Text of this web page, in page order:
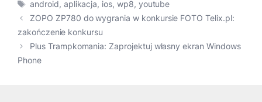
Tagi
android, aplikacja, ios, wp8, youtube
ZOPO ZP780 do wygrania w konkursie FOTO Telix.pl:
zakończenie konkursu
Plus Trampkomania: Zaprojektuj własny ekran Windows
Phone